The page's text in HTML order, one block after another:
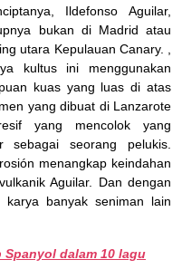
Ildefonso Aguilar,
bukan di Madrid atau
utara Kepulauan Canary. ,
kultus ini menggunakan
kuas yang luas di atas
yang dibuat di Lanzarote
yang mencolok yang
sebagai seorang pelukis.
menangkap keindahan
Aguilar. Dan dengan
karya banyak seniman lain
dalam 10 lagu